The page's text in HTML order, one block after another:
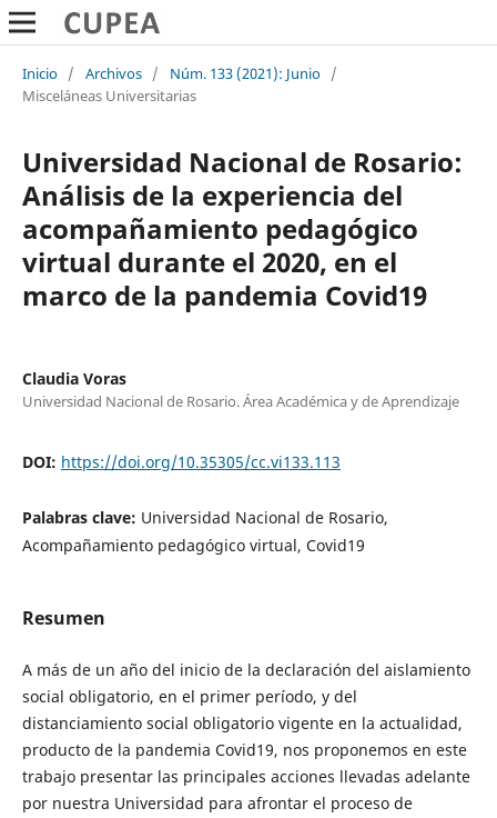
Inicio / Archivos / Núm. 133 (2021): Junio /
Misceláneas Universitarias
Universidad Nacional de Rosario:
Análisis de la experiencia del
acompañamiento pedagógico
virtual durante el 2020, en el
marco de la pandemia Covid19
Claudia Voras
Universidad Nacional de Rosario. Área Académica y de Aprendizaje
DOI: https://doi.org/10.35305/cc.vi133.113
Palabras clave: Universidad Nacional de Rosario,
Acompañamiento pedagógico virtual, Covid19
Resumen
A más de un año del inicio de la declaración del aislamiento
social obligatorio, en el primer período, y del
distanciamiento social obligatorio vigente en la actualidad,
producto de la pandemia Covid19, nos proponemos en este
trabajo presentar las principales acciones llevadas adelante
por nuestra Universidad para afrontar el proceso de